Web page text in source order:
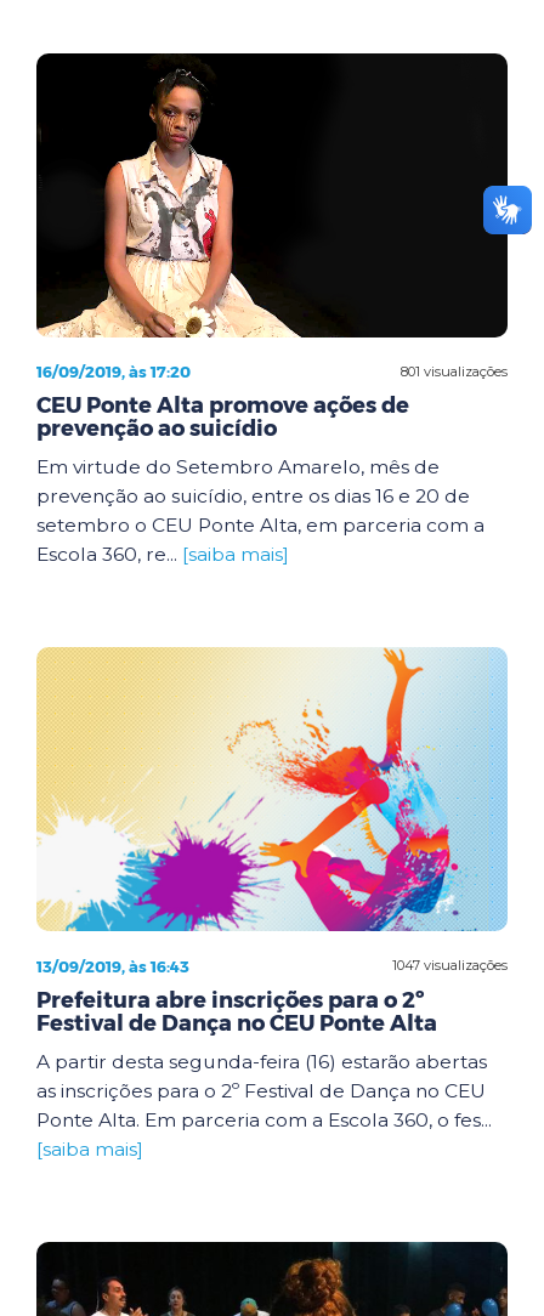
801 visualizações
16/09/2019, às 17:20
CEU Ponte Alta promove ações de
prevenção ao suicídio
Em virtude do Setembro Amarelo, mês de
prevenção ao suicídio, entre os dias 16 e 20 de
setembro o CEU Ponte Alta, em parceria com a
Escola 360, re... [saiba mais]
1047 visualizações
13/09/2019, às 16:43
Prefeitura abre inscrições para o 2º
Festival de Dança no CEU Ponte Alta
A partir desta segunda-feira (16) estarão abertas
as inscrições para o 2º Festival de Dança no CEU
Ponte Alta. Em parceria com a Escola 360, o fes...
[saiba mais]